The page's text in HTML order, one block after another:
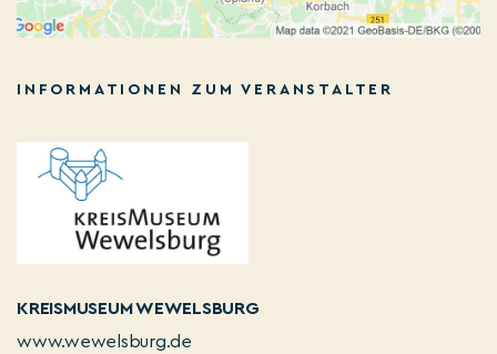
INFORMATIONEN ZUM VERANSTALTER
KREISMUSEUM WEWELSBURG
www.wewelsburg.de